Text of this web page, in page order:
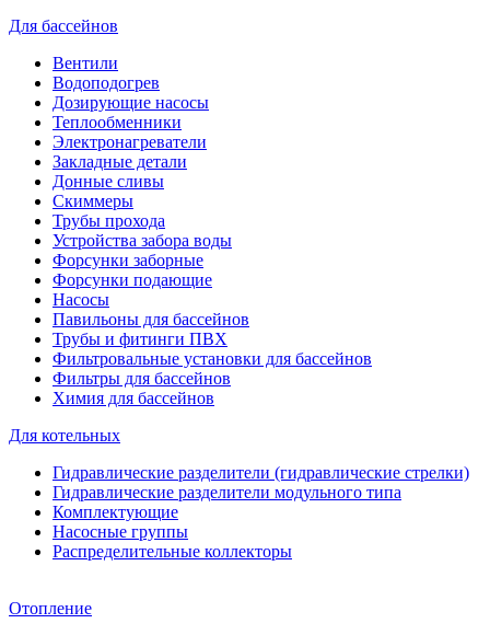
Для бассейнов
Вентили
Водоподогрев
Дозирующие насосы
Теплообменники
Электронагреватели
Закладные детали
Донные сливы
Скиммеры
Трубы прохода
Устройства забора воды
Форсунки заборные
Форсунки подающие
Насосы
Павильоны для бассейнов
Трубы и фитинги ПВХ
Фильтровальные установки для бассейнов
Фильтры для бассейнов
Химия для бассейнов
Для котельных
Гидравлические разделители (гидравлические стрелки)
Гидравлические разделители модульного типа
Комплектующие
Насосные группы
Распределительные коллекторы
Отопление